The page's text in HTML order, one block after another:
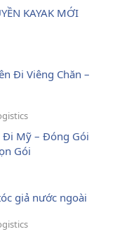
KAYAK MỚI
Đi Viêng Chăn –
Đi Mỹ – Đóng Gói
Gói
giả nước ngoài